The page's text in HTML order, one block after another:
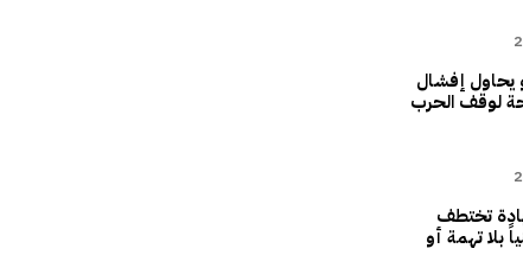
يحاول إفشال
لوقف الحرب
تختطف
بلا تهمة أو